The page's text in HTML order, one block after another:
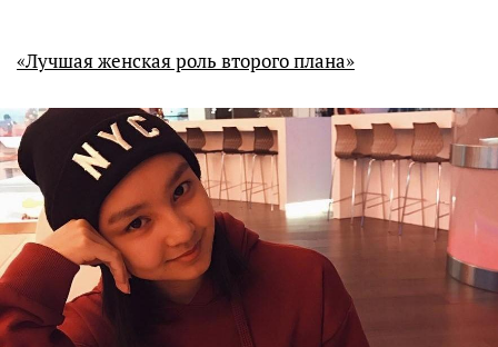
«Лучшая женская роль второго плана»